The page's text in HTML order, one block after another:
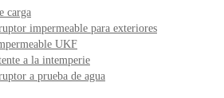
carga
impermeable para exteriores
UKF
a la intemperie
a prueba de agua